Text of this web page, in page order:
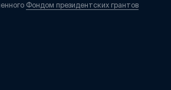
Фондом президентских грантов